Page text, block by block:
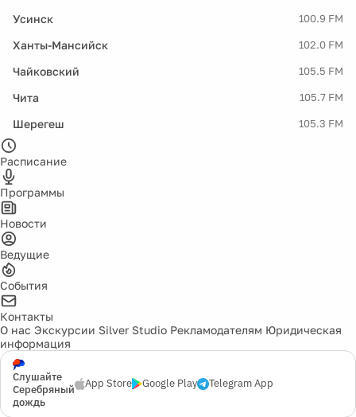
Усинск 100.9 FM
Ханты-Мансийск 102.0 FM
Чайковский 105.5 FM
Чита 105.7 FM
Шерегеш 105.3 FM
Расписание
Программы
Новости
Ведущие
События
Контакты
О нас Экскурсии Silver Studio Рекламодателям Юридическая
информация
Слушайте
Серебряный
дождь
App Store Google Play Telegram App